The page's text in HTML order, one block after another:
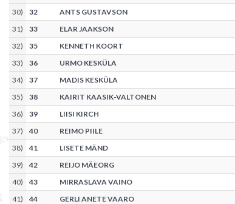
30) 32 ANTS GUSTAVSON
31) 33 ELAR JAAKSON
32) 35 KENNETH KOORT
33) 36 URMO KESKÜLA
34) 37 MADIS KESKÜLA
35) 38 KAIRIT KAASIK-VALTONEN
36) 39 LIISI KIRCH
37) 40 REIMO PIILE
38) 41 LISETE MÄND
39) 42 REIJO MÄEORG
40) 43 MIRRASLAVA VAINO
41) 44 GERLI ANETE VAARO